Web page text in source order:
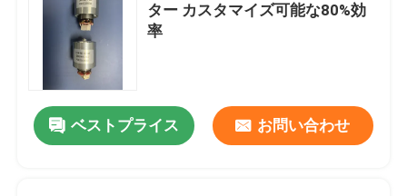
ター カスタマイズ可能な80%効
率
ベストプライス お問い合わせ